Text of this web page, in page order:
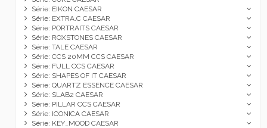
Série: EIKON CAESAR
Série: EXTRA.C CAESAR
Série: PORTRAITS CAESAR
Série: ROXSTONES CAESAR
Série: TALE CAESAR
Série: CCS 20MM CCS CAESAR
Série: FULL CCS CAESAR
Série: SHAPES OF IT CAESAR
Série: QUARTZ ESSENCE CAESAR
Série: SLAB2 CAESAR
Série: PILLAR CCS CAESAR
Série: ICONICA CAESAR
Série: KEY_MOOD CAESAR